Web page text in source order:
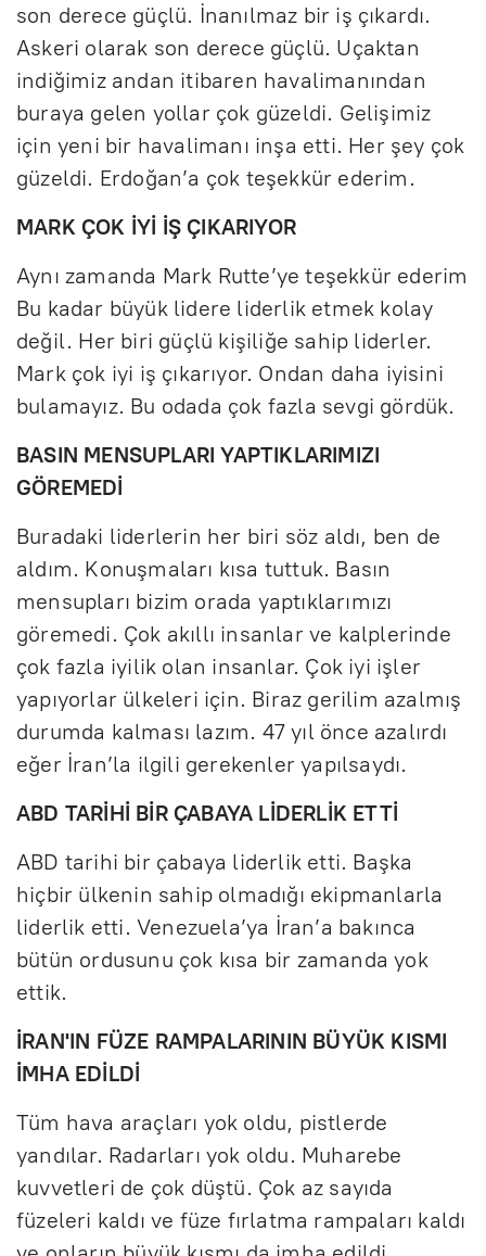
son derece güçlü. İnanılmaz bir iş çıkardı.
Askeri olarak son derece güçlü. Uçaktan
indiğimiz andan itibaren havalimanından
buraya gelen yollar çok güzeldi. Gelişimiz
için yeni bir havalimanı inşa etti. Her şey çok
güzeldi. Erdoğan’a çok teşekkür ederim.
MARK ÇOK İYİ İŞ ÇIKARIYOR
Aynı zamanda Mark Rutte’ye teşekkür ederim
Bu kadar büyük lidere liderlik etmek kolay
değil. Her biri güçlü kişiliğe sahip liderler.
Mark çok iyi iş çıkarıyor. Ondan daha iyisini
bulamayız. Bu odada çok fazla sevgi gördük.
BASIN MENSUPLARI YAPTIKLARIMIZI
GÖREMEDİ
Buradaki liderlerin her biri söz aldı, ben de
aldım. Konuşmaları kısa tuttuk. Basın
mensupları bizim orada yaptıklarımızı
göremedi. Çok akıllı insanlar ve kalplerinde
çok fazla iyilik olan insanlar. Çok iyi işler
yapıyorlar ülkeleri için. Biraz gerilim azalmış
durumda kalması lazım. 47 yıl önce azalırdı
eğer İran’la ilgili gerekenler yapılsaydı.
ABD TARİHİ BİR ÇABAYA LİDERLİK ETTİ
ABD tarihi bir çabaya liderlik etti. Başka
hiçbir ülkenin sahip olmadığı ekipmanlarla
liderlik etti. Venezuela’ya İran’a bakınca
bütün ordusunu çok kısa bir zamanda yok
ettik.
İRAN'IN FÜZE RAMPALARININ BÜYÜK KISMI
İMHA EDİLDİ
Tüm hava araçları yok oldu, pistlerde
yandılar. Radarları yok oldu. Muharebe
kuvvetleri de çok düştü. Çok az sayıda
füzeleri kaldı ve füze fırlatma rampaları kaldı